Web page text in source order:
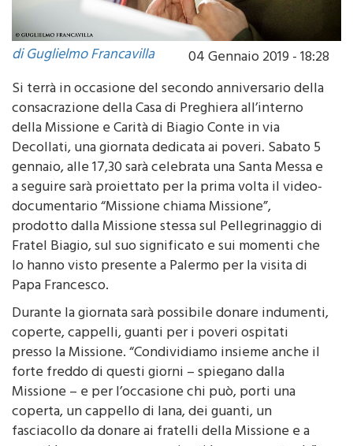
di Guglielmo Francavilla
04 Gennaio 2019 - 18:28
Si terrà in occasione del secondo anniversario della
consacrazione della Casa di Preghiera all’interno
della Missione e Carità di Biagio Conte in via
Decollati, una giornata dedicata ai poveri. Sabato 5
gennaio, alle 17,30 sarà celebrata una Santa Messa e
a seguire sarà proiettato per la prima volta il video-
documentario “Missione chiama Missione”,
prodotto dalla Missione stessa sul Pellegrinaggio di
Fratel Biagio, sul suo significato e sui momenti che
lo hanno visto presente a Palermo per la visita di
Papa Francesco.
Durante la giornata sarà possibile donare indumenti,
coperte, cappelli, guanti per i poveri ospitati
presso la Missione. “Condividiamo insieme anche il
forte freddo di questi giorni – spiegano dalla
Missione – e per l’occasione chi può, porti una
coperta, un cappello di lana, dei guanti, un
fasciacollo da donare ai fratelli della Missione e a
quanti la sera vengono raggiunti la sera per strada”.